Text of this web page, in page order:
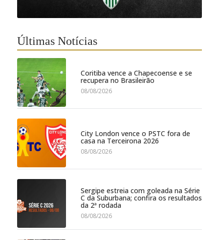
Últimas Notícias
Coritiba vence a Chapecoense e se
recupera no Brasileirão
08/08/2026
City London vence o PSTC fora de
casa na Terceirona 2026
08/08/2026
Sergipe estreia com goleada na Série
C da Suburbana; confira os resultados
da 2ª rodada
08/08/2026